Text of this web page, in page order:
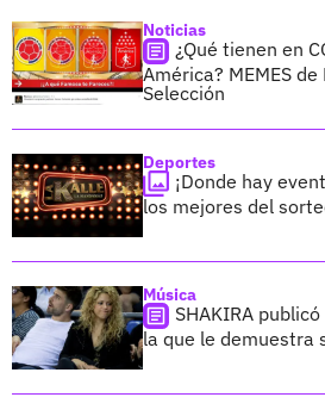
Noticias
¿Qué tienen en
América? MEMES de
Selección
Deportes
¡Donde hay
los mejores del
Música
SHAKIRA
la que le demuestra